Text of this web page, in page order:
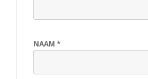
e
n
NAAM *